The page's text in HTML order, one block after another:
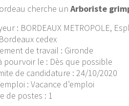
cherche unArboriste
: BORDEAUX METROPOLE,
cedex
de travail : Gironde
pourvoir le : Dès que possible
de candidature : 24/10/2020
: Vacance d’emploi
de postes : 1